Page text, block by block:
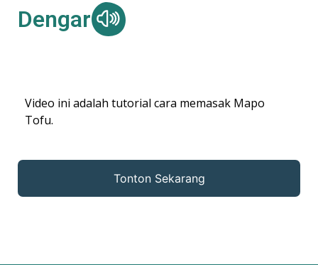
Dengar
Video ini adalah tutorial cara memasak Mapo
Tofu.
Tonton Sekarang